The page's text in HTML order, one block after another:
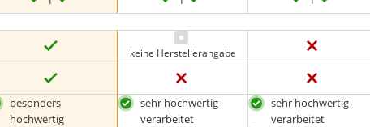
keine Herstellerangabe
besonders
hochwertig
sehr hochwertig
verarbeitet
sehr hochwertig
verarbeitet